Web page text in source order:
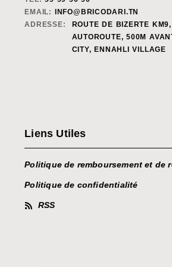
EMAIL:
INFO@BRICODARI.TN
ADRESSE:
ROUTE DE BIZERTE
AUTOROUTE, 500M
CITY, ENNAHLI VILLAGE
Liens Utiles
Politique de remboursement et de
Politique de confidentialité
RSS